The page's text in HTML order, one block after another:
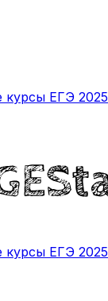
курсы ЕГЭ 2025
курсы ЕГЭ 2025